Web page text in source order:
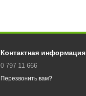
Контактная информация
0 797 11 666
Перезвонить вам?